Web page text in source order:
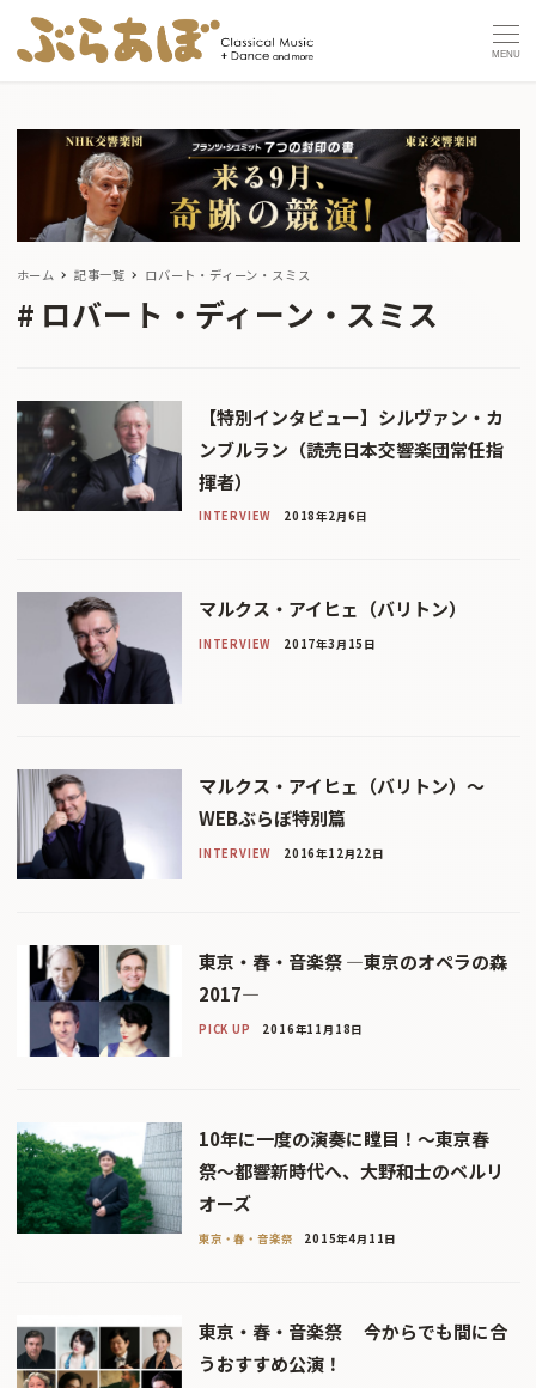
MENU
ホーム 記事一覧 ロバート・ディーン・スミス
ロバート・ディーン・スミス
【特別インタビュー】シルヴァン・カ
ンブルラン（読売日本交響楽団常任指
揮者）
INTERVIEW 2018年2月6日
マルクス・アイヒェ（バリトン）
INTERVIEW 2017年3月15日
マルクス・アイヒェ（バリトン）〜
WEBぶらぼ特別篇
INTERVIEW 2016年12月22日
東京・春・音楽祭 ―東京のオペラの森
2017―
PICK UP 2016年11月18日
10年に一度の演奏に瞠目！〜東京春
祭〜都響新時代へ、大野和士のベルリ
オーズ
東京・春・音楽祭 2015年4月11日
東京・春・音楽祭 今からでも間に合
うおすすめ公演！